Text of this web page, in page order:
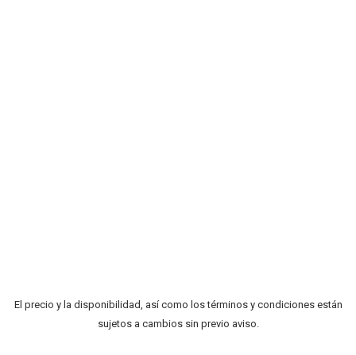
El precio y la disponibilidad, así como los términos y condiciones están
sujetos a cambios sin previo aviso.